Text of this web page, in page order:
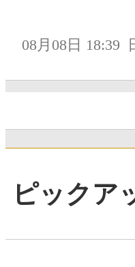
08月08日 18:39
ピックア